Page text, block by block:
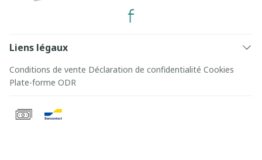
Liens légaux
Conditions de vente Déclaration de confidentialité Cookies
Plate-forme ODR